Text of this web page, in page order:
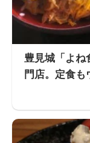
豊見城「よね
門店。定食も